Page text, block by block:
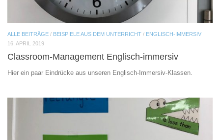
ALLE BEITRÄGE / BEISPIELE AUS DEM UNTERRICHT / ENGLISCH-IMMERSIV
16. APRIL 2019
Classroom-Management Englisch-immersiv
Hier ein paar Eindrücke aus unseren Englisch-Immersiv-Klassen.